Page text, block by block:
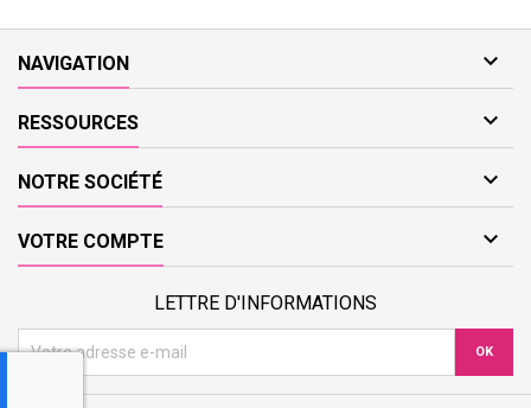
NAVIGATION 
RESSOURCES 
NOTRE SOCIÉTÉ 
VOTRE COMPTE 
LETTRE D'INFORMATIONS